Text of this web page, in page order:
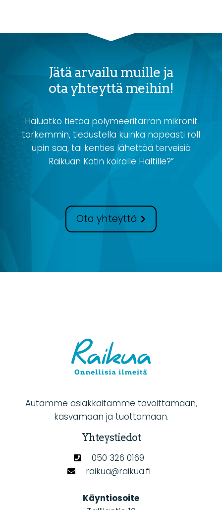
Jätä arvailu muille ja
ota yhteyttä meihin!
Haluatko tietää polymeeritarran mikronit
tarkemmin, tiedustella kuinka nopeasti roll
upin saa, tai kenties lähettää terveisiä
Raikuan Katin koiralle Haltille?”
Ota yhteyttä
Autamme asiakkaitamme tavoittamaan,
kasvamaan ja tuottamaan.
Yhteystiedot
050 326 0169
raikua@raikua.fi
Käyntiosoite